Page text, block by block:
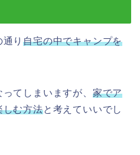
通り自宅の中でキャンプを
てしまいますが、 家でア
しむ方法と考えていいでし